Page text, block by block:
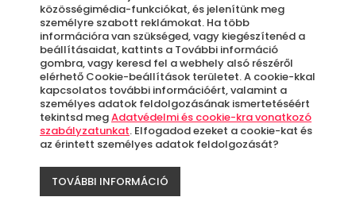
igazi kihívás lehet. Így, ha igazán kreatív
esküvői ajándék ötleteket keresel, a legjobb
helyen jársz. Az ÉlményPláza oldalán
tengernyi olyan kupon közül válogathatsz,
amelyekkel méltó módon fejezheted ki
jókívánságaidat a friss házasoknak. Búcsút
inthetsz a sablonos ajándékoknak, helyette
valóban ötletes és személyre szabott
meglepetéssel kedveskedhetsz az ifjú
párnak életük egyik legszebb napján.
közösségimédia-funkciókat, és jelenítünk meg
személyre szabott reklámokat. Ha több
információra van szükséged, vagy kiegészítenéd a
beállításaidat, kattints a További információ
gombra, vagy keresd fel a webhely alsó részéről
elérhető Cookie-beállítások területet. A cookie-kkal
kapcsolatos további információért, valamint a
személyes adatok feldolgozásának ismertetéséért
tekintsd megAdatvédelmi és cookie-kra vonatkozó
szabályzatunkat. Elfogadod ezeket a cookie-kat és
az érintett személyes adatok feldolgozását?
TOVÁBBI INFORMÁCIÓ